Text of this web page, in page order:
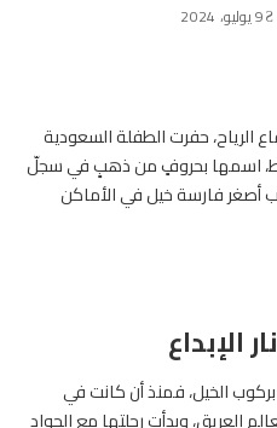
9 يوليو، 2024
الرياح، حفرت الطفلة السعودية
اسمها بحروفٍ من ذهبٍ في سجلّ
أصغر فارسة خيل في الأماكن
الخيل، فمنذ أن كانت في
العريق، وبدأت رحلتها مع الجواد